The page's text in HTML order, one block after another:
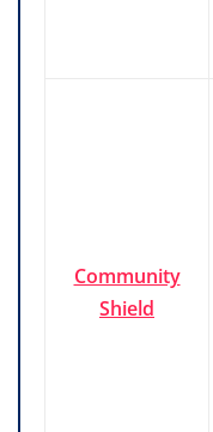
Community
Shield